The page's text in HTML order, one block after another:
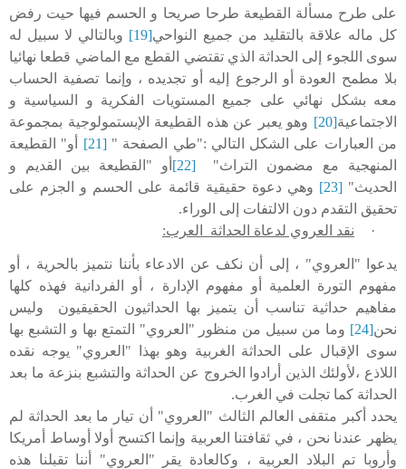
على طرح مسألة القطيعة طرحا صريحا و الحسم فيها حيت رفض
كل ماله علاقة بالتقليد من جميع النواحي[19] وبالتالي لا سبيل له
سوى اللجوء إلى الحداثة الذي تقتضي القطع مع الماضي قطعا نهائيا
بلا مطمح العودة أو الرجوع إليه أو تجديده ، وإنما تصفية الحساب
معه بشكل نهائي على جميع المستويات الفكرية و السياسية و
الاجتماعية[20] وهو يعبر عن هذه القطيعة الإبستمولوجية بمجموعة
من العبارات على الشكل التالي :"طي الصفحة "[21] أو" القطيعة
المنهجية مع مضمون التراث"[22] أو "القطيعة بين القديم و
الحديث" [23] وهي دعوة حقيقية قائمة على الحسم و الجزم على
تحقيق التقدم دون الالتفات إلى الوراء.
·
نقد العروي لدعاة الحداثة العرب:
يدعوا "العروي" ، إلى أن نكف عن الادعاء بأننا نتميز بالحرية ، أو
مفهوم التورة العلمية أو مفهوم الإدارة ، أو الفردانية فهذه كلها
مفاهيم حداثية تناسب أن يتميز بها الحداثيون الحقيقيون وليس
نحن[24] وما من سبيل من منظور "العروي" التمتع بها و التشبع بها
سوى الإقبال على الحداثة الغربية وهو بهذا "العروي" يوجه نقده
اللاذع ،لأولئك الذين أرادوا الخروج عن الحداثة والتشبع بنزعة ما بعد
الحداثة كما تجلت في الغرب.
يحدد أكبر متقفى العالم الثالث "العروي" أن تيار ما بعد الحداثة لم
يظهر عندنا نحن ، في ثقافتنا العربية وإنما اكتسح أولا أوساط أمريكا
وأروبا تم البلاد العربية ، وكالعادة يقر "العروي" أننا تقبلنا هذه